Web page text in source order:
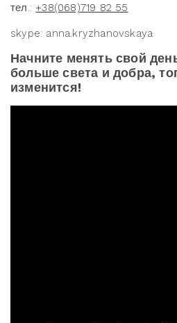
тел.: +38(068)719 82 55
skype: anna.kryzhanovskaya
Начните менять свой
больше света и добра,
изменится!